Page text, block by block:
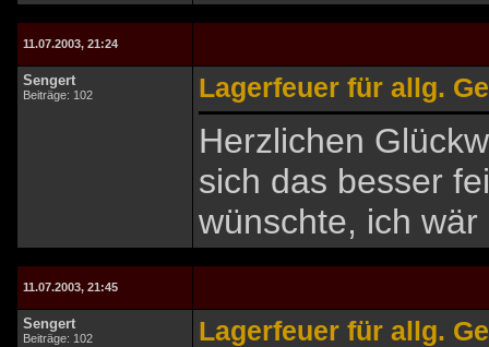
11.07.2003, 21:24
Sengert
Beiträge: 102 Lagerfeuer für allg.
Herzlichen
sich das besser
wünschte, ich
11.07.2003, 21:45
Sengert
Beiträge: 102 Lagerfeuer für allg.